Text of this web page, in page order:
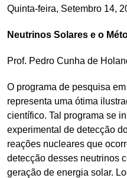
Quinta-feira, Setembro 14,
Neutrinos Solares e o
Prof. Pedro Cunha de
O programa de pesquisa
representa uma ótima
científico. Tal programa se
experimental de detecção
reações nucleares que
detecção desses neutrinos
geração de energia solar.